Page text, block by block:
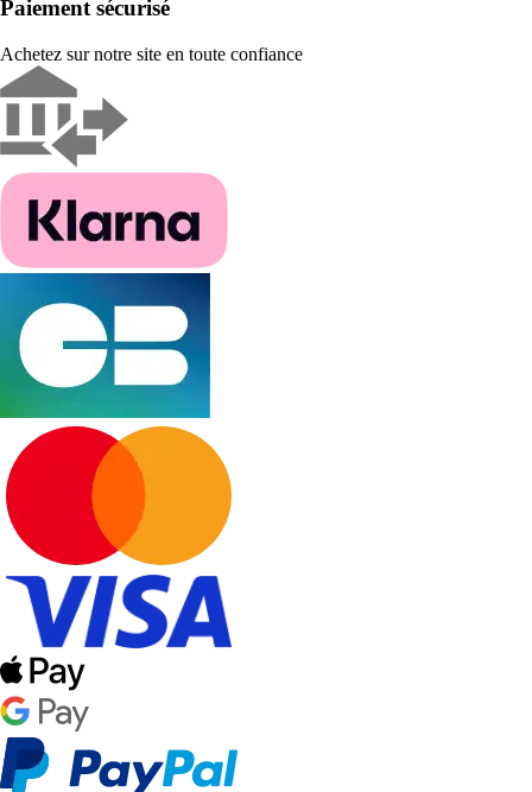
Paiement sécurisé
Achetez sur notre site en toute confiance